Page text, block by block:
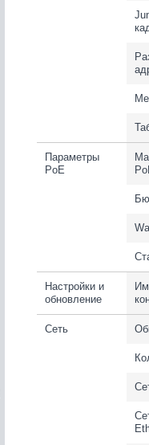
Параметры
PoE
Настройки и
обновление
Сеть